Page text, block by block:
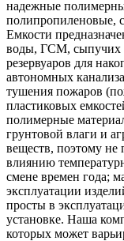
надежные
полипропиленовые,
Емкости
воды, ГСМ, сыпучих
резервуаров для
автономных
тушения пожаров
пластиковых
полимерные
грунтовой влаги и
веществ, поэтому
влиянию
смене времен года;
эксплуатации
просты в
установке. Наша
которых может